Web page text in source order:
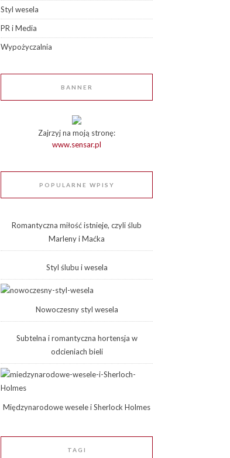
Styl wesela
PR i Media
Wypożyczalnia
BANNER
Zajrzyj na moją stronę:
www.sensar.pl
POPULARNE WPISY
Romantyczna miłość istnieje, czyli ślub
Marleny i Maćka
Styl ślubu i wesela
Nowoczesny styl wesela
Subtelna i romantyczna hortensja w
odcieniach bieli
Międzynarodowe wesele i Sherlock Holmes
TAGI